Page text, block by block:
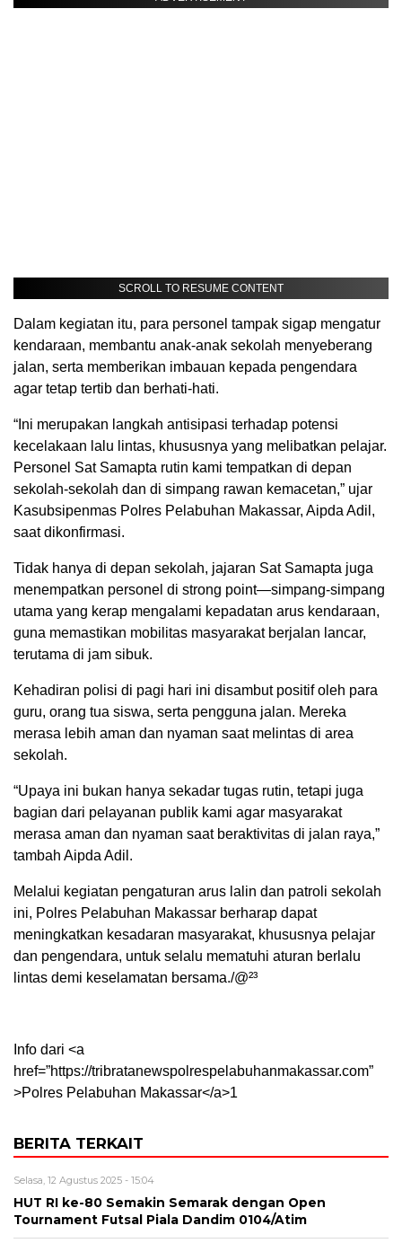
SCROLL TO RESUME CONTENT
Dalam kegiatan itu, para personel tampak sigap mengatur
kendaraan, membantu anak-anak sekolah menyeberang
jalan, serta memberikan imbauan kepada pengendara
agar tetap tertib dan berhati-hati.
“Ini merupakan langkah antisipasi terhadap potensi
kecelakaan lalu lintas, khususnya yang melibatkan pelajar.
Personel Sat Samapta rutin kami tempatkan di depan
sekolah-sekolah dan di simpang rawan kemacetan,” ujar
Kasubsipenmas Polres Pelabuhan Makassar, Aipda Adil,
saat dikonfirmasi.
Tidak hanya di depan sekolah, jajaran Sat Samapta juga
menempatkan personel di strong point—simpang-simpang
utama yang kerap mengalami kepadatan arus kendaraan,
guna memastikan mobilitas masyarakat berjalan lancar,
terutama di jam sibuk.
Kehadiran polisi di pagi hari ini disambut positif oleh para
guru, orang tua siswa, serta pengguna jalan. Mereka
merasa lebih aman dan nyaman saat melintas di area
sekolah.
“Upaya ini bukan hanya sekadar tugas rutin, tetapi juga
bagian dari pelayanan publik kami agar masyarakat
merasa aman dan nyaman saat beraktivitas di jalan raya,”
tambah Aipda Adil.
Melalui kegiatan pengaturan arus lalin dan patroli sekolah
ini, Polres Pelabuhan Makassar berharap dapat
meningkatkan kesadaran masyarakat, khususnya pelajar
dan pengendara, untuk selalu mematuhi aturan berlalu
lintas demi keselamatan bersama./@²³
Info dari <a
href=”https://tribratanewspolrespelabuhanmakassar.com”
>Polres Pelabuhan Makassar</a>1
BERITA TERKAIT
Selasa, 12 Agustus 2025 - 15:04
HUT RI ke-80 Semakin Semarak dengan Open
Tournament Futsal Piala Dandim 0104/Atim